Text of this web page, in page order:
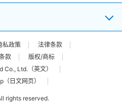
私政策
法律条款
款
版权/商标
Co., Ltd.（英文）
日文网页）
rights reserved.